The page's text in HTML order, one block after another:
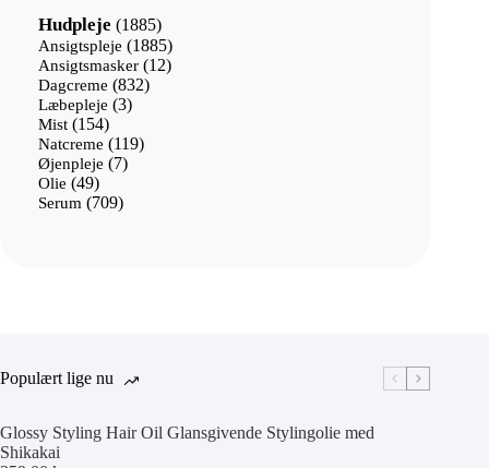
Hudpleje 18851885
varer
Ansigtspleje 18851885
varer
Ansigtsmasker 1212
Dagcreme 832832
Læbepleje 33
Mist 154154
varer
Natcreme 119119
Øjenpleje 77
Olie 4949
varer
Serum 709709
Populært lige nu
Glossy Styling Hair Oil Glansgivende Stylingolie med
Shikakai